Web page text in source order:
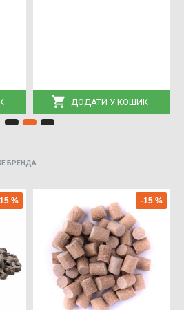
і пва стіків.
білка 34%
у воді (2 мм): 20° - 1:00
у воді (8 мм): 20° - 4:30
у воді (14 мм): 20° -
у воді (20 мм): 20° -
ДОДАТИ У КОШИК
БРЕНДА
% -15 %